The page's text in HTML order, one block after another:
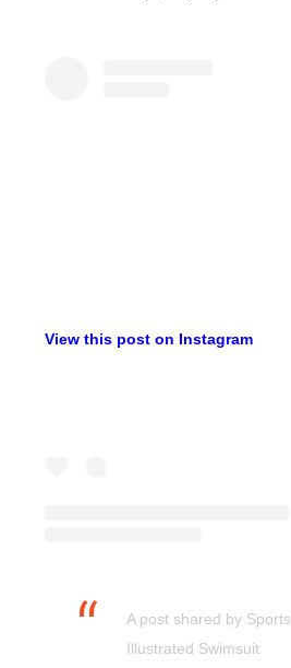
View this post on Instagram
A post shared by Sports
Illustrated Swimsuit